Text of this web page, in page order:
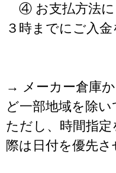
④ お支払方法に
３時までにご入
→ メーカー倉庫
ど一部地域を除
ただし、時間指
際は日付を優先さ